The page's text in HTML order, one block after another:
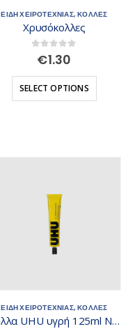
ΕΙΔΗ ΧΕΙΡΟΤΕΧΝΙΑΣ,ΚΟΛΛΕΣ
Χρυσόκολλες
out of 5
€1.30
SELECT OPTIONS
ΕΙΔΗ ΧΕΙΡΟΤΕΧΝΙΑΣ,ΚΟΛΛΕΣ
Κόλλα UHU υγρή 125ml Νο 14 429459